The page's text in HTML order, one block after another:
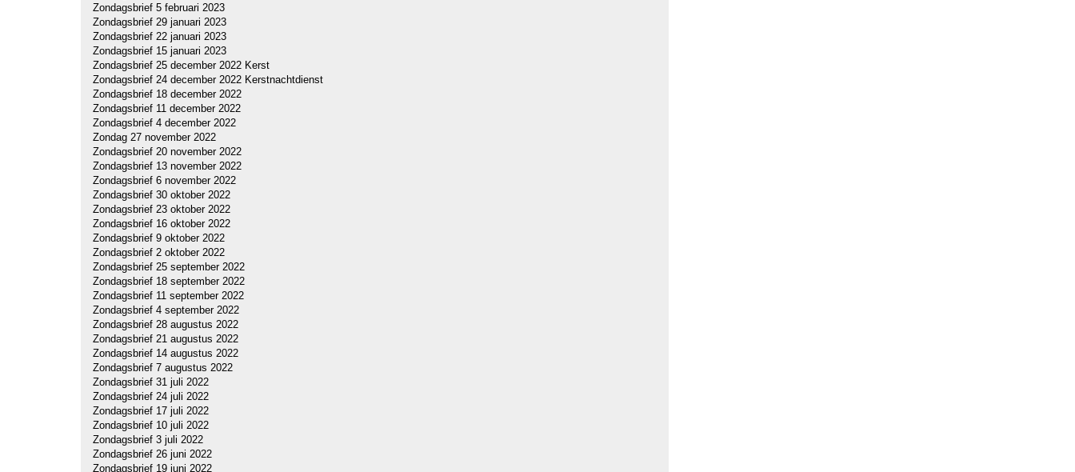
Zondagsbrief 5 februari 2023
Zondagsbrief 29 januari 2023
Zondagsbrief 22 januari 2023
Zondagsbrief 15 januari 2023
Zondagsbrief 25 december 2022 Kerst
Zondagsbrief 24 december 2022 Kerstnachtdienst
Zondagsbrief 18 december 2022
Zondagsbrief 11 december 2022
Zondagsbrief 4 december 2022
Zondag 27 november 2022
Zondagsbrief 20 november 2022
Zondagsbrief 13 november 2022
Zondagsbrief 6 november 2022
Zondagsbrief 30 oktober 2022
Zondagsbrief 23 oktober 2022
Zondagsbrief 16 oktober 2022
Zondagsbrief 9 oktober 2022
Zondagsbrief 2 oktober 2022
Zondagsbrief 25 september 2022
Zondagsbrief 18 september 2022
Zondagsbrief 11 september 2022
Zondagsbrief 4 september 2022
Zondagsbrief 28 augustus 2022
Zondagsbrief 21 augustus 2022
Zondagsbrief 14 augustus 2022
Zondagsbrief 7 augustus 2022
Zondagsbrief 31 juli 2022
Zondagsbrief 24 juli 2022
Zondagsbrief 17 juli 2022
Zondagsbrief 10 juli 2022
Zondagsbrief 3 juli 2022
Zondagsbrief 26 juni 2022
Zondagsbrief 19 juni 2022